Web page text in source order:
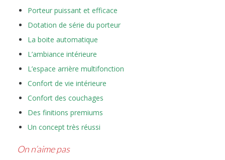
Porteur puissant et efficace
Dotation de série du porteur
La boite automatique
L’ambiance intérieure
L’espace arrière multifonction
Confort de vie intérieure
Confort des couchages
Des finitions premiums
Un concept très réussi
On n’aime pas